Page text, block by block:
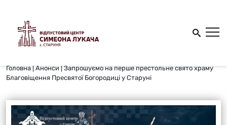
Головна | Анонси | Запрошуємо на перше престольне свято храму
Благовіщення Пресвятої Богородиці у Старуні